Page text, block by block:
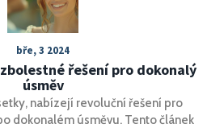
bře, 3 2024
řešení pro dokonalý
úsměv
nabízejí revoluční řešení pro
dokonalém úsměvu. Tento článek